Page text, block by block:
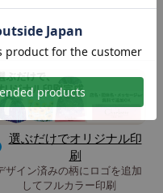
選ぶだけでオリジナル印
刷
ザイン済みの柄にロゴを追加
してフルカラー印刷